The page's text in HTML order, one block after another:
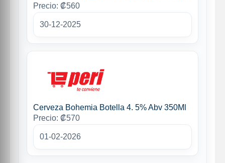
Precio: ₡560
30-12-2025
Cerveza Bohemia Botella 4. 5% Abv 350Ml
Precio: ₡570
01-02-2026